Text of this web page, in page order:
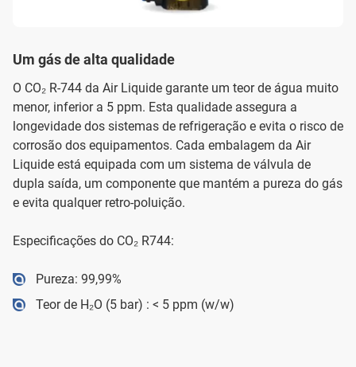
Um gás de alta qualidade
O CO₂ R-744 da Air Liquide garante um teor de água muito
menor, inferior a 5 ppm. Esta qualidade assegura a
longevidade dos sistemas de refrigeração e evita o risco de
corrosão dos equipamentos. Cada embalagem da Air
Liquide está equipada com um sistema de válvula de
dupla saída, um componente que mantém a pureza do gás
e evita qualquer retro-poluição.
Especificações do CO₂ R744:
Pureza: 99,99%
Teor de H₂O (5 bar) : < 5 ppm (w/w)